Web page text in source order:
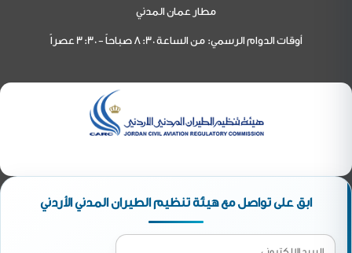
مطار عمان المدني
أوقات الدوام الرسمي: من الساعة 8:30 صباحاً - 3:30 عصراً
ابق على تواصل مع هيئة تنظيم الطيران المدني الأردني